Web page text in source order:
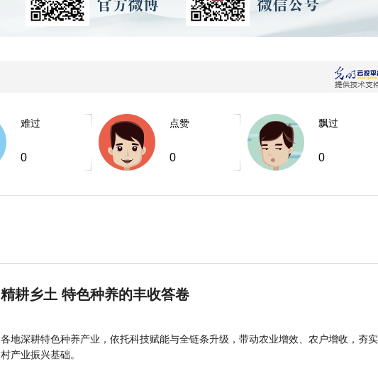
难过
0
点赞
0
飘过
0
精耕乡土 特色种养的丰收答卷
各地深耕特色种养产业，依托科技赋能与全链条升级，带动农业增效、农户增收，夯
村产业振兴基础。